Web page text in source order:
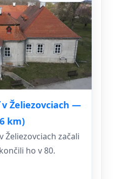
Želiezovciach —
km)
Želiezovciach začali
ho v 80.